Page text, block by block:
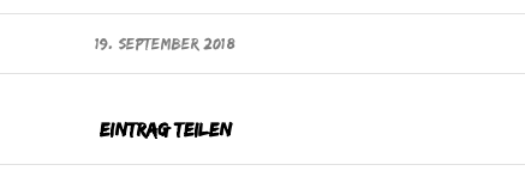
19. SEPTEMBER 2018
Eintrag teilen